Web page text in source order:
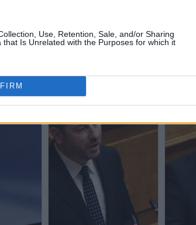
Use, Retention, Sale, and/or Sharing
that Is Unrelated with the Purposes for which it